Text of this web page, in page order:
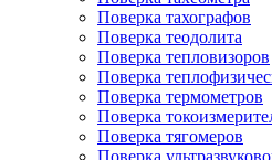
Поверка тахографов
Поверка теодолита
Поверка тепловизоров
Поверка
Поверка термометров
Поверка
Поверка тягомеров
Поверка